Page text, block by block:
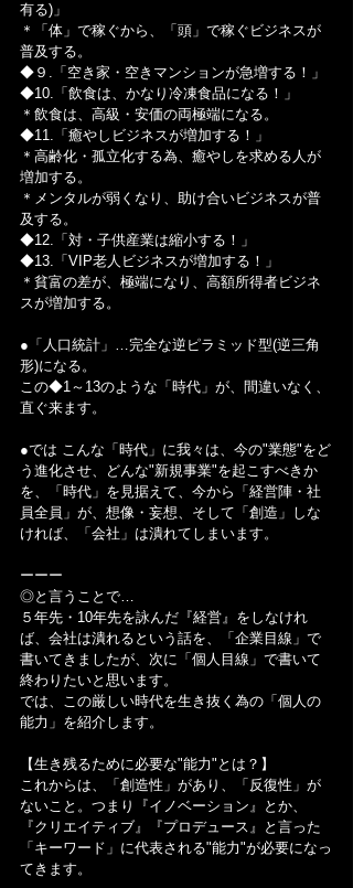
有る)」
＊「体」で稼ぐから、「頭」で稼ぐビジネスが
普及する。
◆９.「空き家・空きマンションが急増する！」
◆10.「飲食は、かなり冷凍食品になる！」
＊飲食は、高級・安価の両極端になる。
◆11.「癒やしビジネスが増加する！」
＊高齢化・孤立化する為、癒やしを求める人が
増加する。
＊メンタルが弱くなり、助け合いビジネスが普
及する。
◆12.「対・子供産業は縮小する！」
◆13.「VIP老人ビジネスが増加する！」
＊貧富の差が、極端になり、高額所得者ビジネ
スが増加する。
●「人口統計」…完全な逆ピラミッド型(逆三角
形)になる。
この◆1～13のような「時代」が、間違いなく、
直ぐ来ます。
●では こんな「時代」に我々は、今の"業態"をど
う進化させ、どんな"新規事業"を起こすべきか
を、「時代」を見据えて、今から「経営陣・社
員全員」が、想像・妄想、そして「創造」しな
ければ、「会社」は潰れてしまいます。
ーーー
◎と言うことで…
５年先・10年先を詠んだ『経営』をしなけれ
ば、会社は潰れるという話を、「企業目線」で
書いてきましたが、次に「個人目線」で書いて
終わりたいと思います。
では、この厳しい時代を生き抜く為の「個人の
能力」を紹介します。
【生き残るために必要な"能力"とは？】
これからは、「創造性」があり、「反復性」が
ないこと。つまり『イノベーション』とか、
『クリエイティブ』『プロデュース』と言った
「キーワード」に代表される"能力"が必要になっ
てきます。